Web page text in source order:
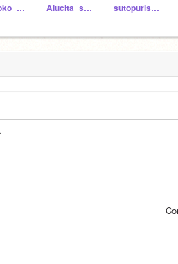
Dekioko_INKYATENSEI Alucita_spilodesma sutopurisiromi